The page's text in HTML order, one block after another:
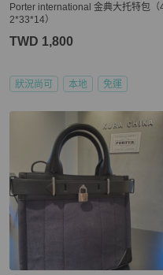
Porter international 金典大托特包（
2*33*14）
TWD 1,800
狀況尚可 本地 免運